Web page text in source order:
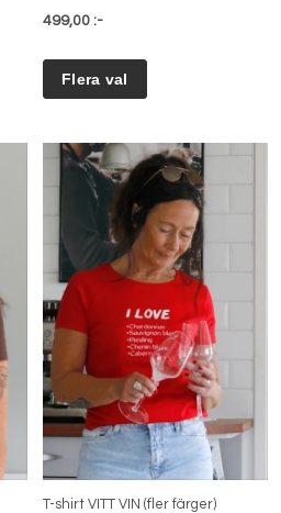
499,00 :-
T-shirt VITT VIN (fler färger)